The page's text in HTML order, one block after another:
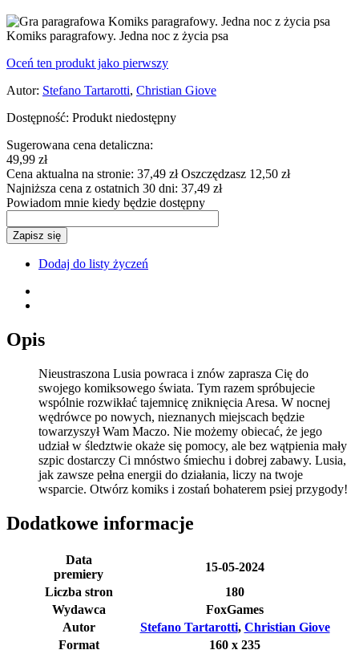
Komiks paragrafowy. Jedna noc z życia psa
Oceń ten produkt jako pierwszy
Autor: Stefano Tartarotti, Christian Giove
Dostępność: Produkt niedostępny
Sugerowana cena detaliczna:
49,99 zł
Cena aktualna na stronie: 37,49 złOszczędzasz 12,50 zł
Najniższa cena z ostatnich 30 dni: 37,49 zł
Powiadom mnie kiedy będzie dostępny
Zapisz się
Dodaj do listy życzeń
Opis
Nieustraszona Lusia powraca i znów zaprasza Cię do
swojego komiksowego świata. Tym razem spróbujecie
wspólnie rozwikłać tajemnicę zniknięcia Aresa. W nocnej
wędrówce po nowych, nieznanych miejscach będzie
towarzyszył Wam Maczo. Nie możemy obiecać, że jego
udział w śledztwie okaże się pomocy, ale bez wątpienia mały
szpic dostarczy Ci mnóstwo śmiechu i dobrej zabawy. Lusia,
jak zawsze pełna energii do działania, liczy na twoje
wsparcie. Otwórz komiks i zostań bohaterem psiej przygody!
Dodatkowe informacje
Data
premiery
15-05-2024
Liczba stron
180
Wydawca
FoxGames
Autor
Stefano Tartarotti, Christian Giove
Format
160 x 235